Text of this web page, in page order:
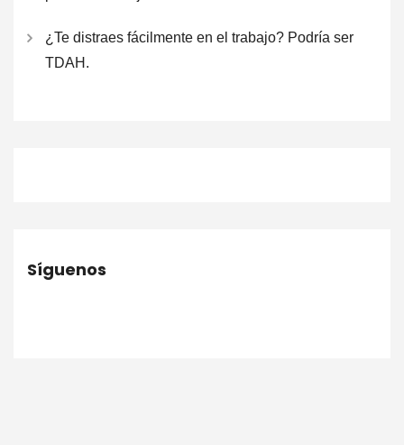
¿Te distraes fácilmente en el trabajo? Podría ser
TDAH.
Síguenos